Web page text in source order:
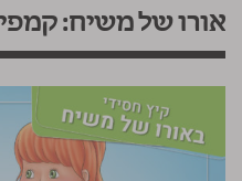
אורו של משיח: